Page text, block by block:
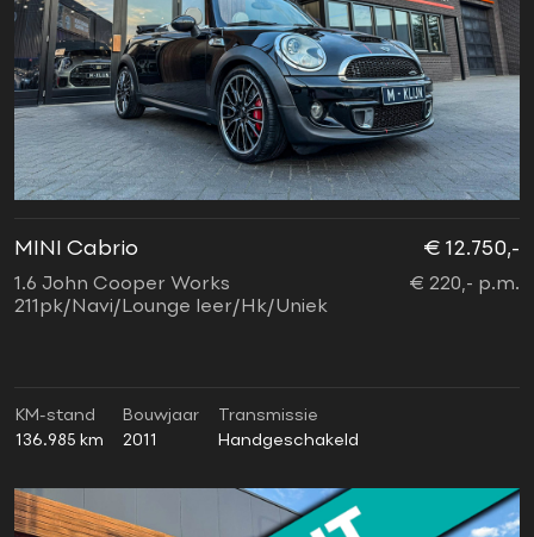
MINI Cabrio
1.6 John Cooper Works
211pk/Navi/Lounge leer/Hk/Uniek
€ 12.750,-
€ 220,- p.m.
KM-stand
136.985 km
Bouwjaar
2011
Transmissie
Handgeschakeld